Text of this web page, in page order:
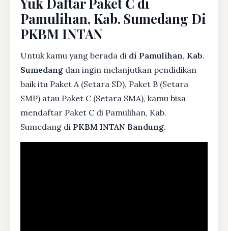
Pamulihan, Kab. Sumedang Di
PKBM INTAN
Untuk kamu yang berada di di Pamulihan, Kab.
Sumedang dan ingin melanjutkan pendidikan
baik itu Paket A (Setara SD), Paket B (Setara
SMP) atau Paket C (Setara SMA), kamu bisa
mendaftar Paket C di Pamulihan, Kab.
Sumedang di PKBM INTAN Bandung.